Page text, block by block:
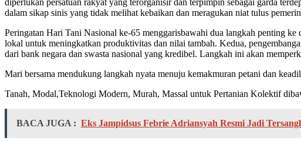
dalam sikap sinis yang tidak melihat kebaikan dan meragukan niat tulus
Peringatan Hari Tani Nasional ke-65 menggarisbawahi dua langkah penting
lokal untuk meningkatkan produktivitas dan nilai tambah. Kedua,
dari bank negara dan swasta nasional yang kredibel. Langkah ini akan
Mari bersama mendukung langkah nyata menuju kemakmuran petani dan
Tanah, Modal,Teknologi Modern, Murah, Massal untuk Pertanian Kolektif
BACA JUGA : Eks Jampidsus Febrie Adriansyah Resmi Jadi